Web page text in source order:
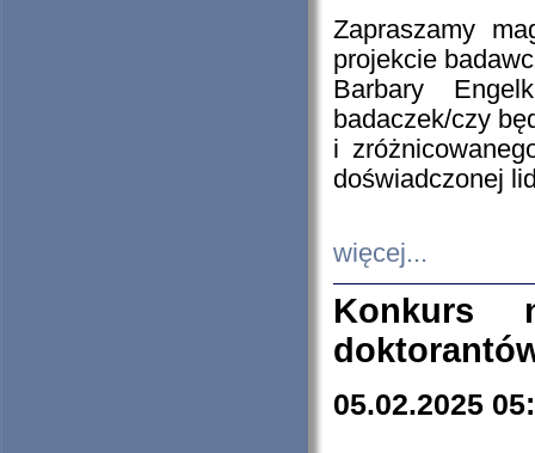
Zapraszamy
projekcie
Barbary
badaczek/czy
i
doświadczonej
więcej...
Konkurs
05.02.2025